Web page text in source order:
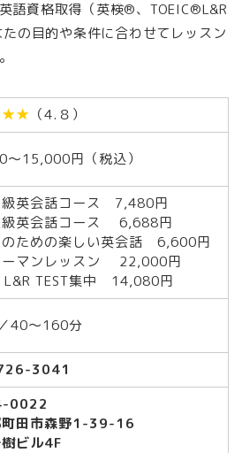
語資格取得（英検®、TOEIC®L&R
の目的や条件に合わせてレッスン
（4.８）
15,000円（税込）
級英会話コース 7,480円
級英会話コース 6,688円
のための楽しい英会話 6,600円
ーマンレッスン 22,000円
L&R TEST集中 14,080円
40～160分
3041
0022
町田市森野1-39-16
ビル4F